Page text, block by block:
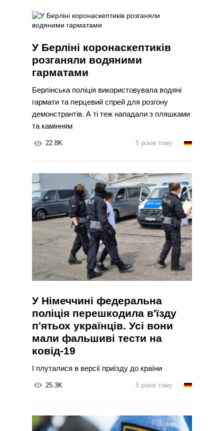
У Берліні коронаскептиків
розганяли водяними
гарматами
Берлінська поліція використовувала водяні
гармати та перцевий спрей для розгону
демонстрантів. А ті теж нападали з пляшками
та камінням
22.8K 5 років тому
У Німеччині федеральна
поліція перешкодила в'їзду
п'ятьох українців. Усі вони
мали фальшиві тести на
ковід-19
І плуталися в версії приїзду до країни
25.3K 5 років тому